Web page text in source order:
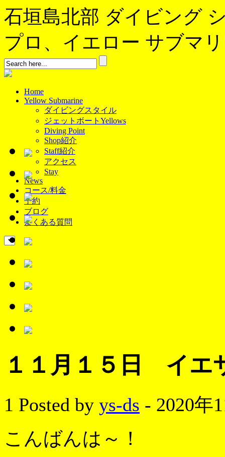
石垣島北部 ダイビング
プロ、イエロー サブマ
Home
Yellow Submarine
ダイビングスタイル
ジェットボートYellows
Diving Point
Shop紹介
Staff紹介
アクセス
Stay
News
コース/料金
予約
ブログ
よくある質問
１１月１５日 イエ
1 Posted by ys-ds - 2020年
こんばんは～！